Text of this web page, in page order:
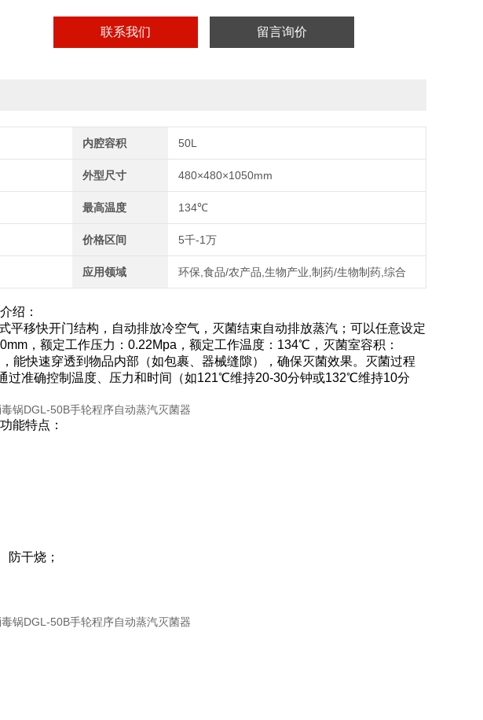
联系我们 留言询价
内腔容积 50L
外型尺寸 480×480×1050mm
最高温度 134℃
价格区间 5千-1万
应用领域 环保,食品/农产品,生物产业,制药/生物制药,综合
绍：
平移快开门结构，自动排放冷空气，灭菌结束自动排放蒸汽；可以任意设定
，额定工作压力：0.22Mpa，额定工作温度：134℃，灭菌室容积：
能快速穿透到物品内部（如包裹、器械缝隙），确保灭菌效果。灭菌过程
过准确控制温度、压力和时间（如121℃维持20-30分钟或132℃维持10分
能特点：
防干烧；